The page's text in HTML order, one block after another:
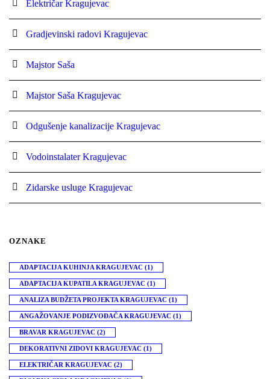
Električar Kragujevac
Gradjevinski radovi Kragujevac
Majstor Saša
Majstor Saša Kragujevac
Odgušenje kanalizacije Kragujevac
Vodoinstalater Kragujevac
Zidarske usluge Kragujevac
OZNAKE
ADAPTACIJA KUHINJA KRAGUJEVAC (1)
ADAPTACIJA KUPATILA KRAGUJEVAC (1)
ANALIZA BUDŽETA PROJEKTA KRAGUJEVAC (1)
ANGAŽOVANJE PODIZVOĐAČA KRAGUJEVAC (1)
BRAVAR KRAGUJEVAC (2)
DEKORATIVNI ZIDOVI KRAGUJEVAC (1)
ELEKTRIČAR KRAGUJEVAC (2)